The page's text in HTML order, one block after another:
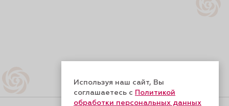
Используя наш сайт, Вы
соглашаетесь с Политикой
обработки персональных данных